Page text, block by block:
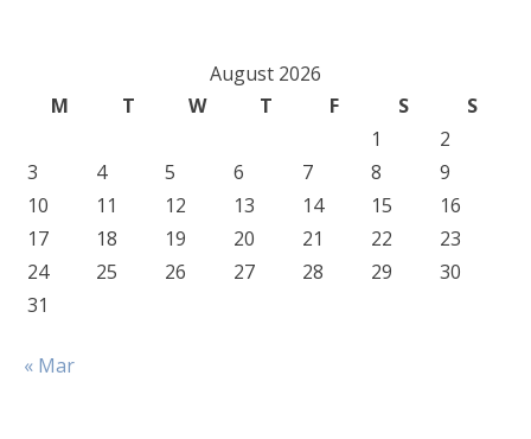
August 2026
M
T W T F S
S
1
2
3
4 5 6 7 8
9
10
11 12 13 14 15
16
17
18 19 20 21 22
23
24
25 26 27 28 29
30
31
« Mar